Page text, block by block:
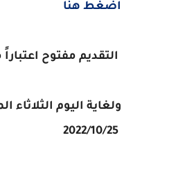
اضغط هنا
التقديم مفتوح اعتباراً
ولغاية اليوم الثلاثاء